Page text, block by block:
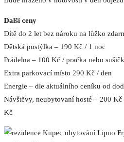
Další ceny
Dítě do 2 let bez nároku na lůžko
Dětská postýlka – 190 Kč / 1 noc
Prádelna – 100 Kč / pračka nebo
Extra parkovací místo 290 Kč / den
Energie – dle aktuálního ceníku od
Návštěvy, neubytovaní hosté – 200
Kč